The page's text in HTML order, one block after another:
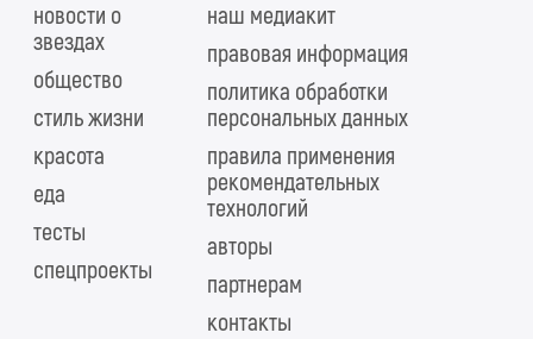
новости о
звездах
общество
стиль жизни
красота
еда
тесты
спецпроекты
наш медиакит
правовая информация
политика обработки
персональных данных
правила применения
рекомендательных
технологий
авторы
партнерам
контакты